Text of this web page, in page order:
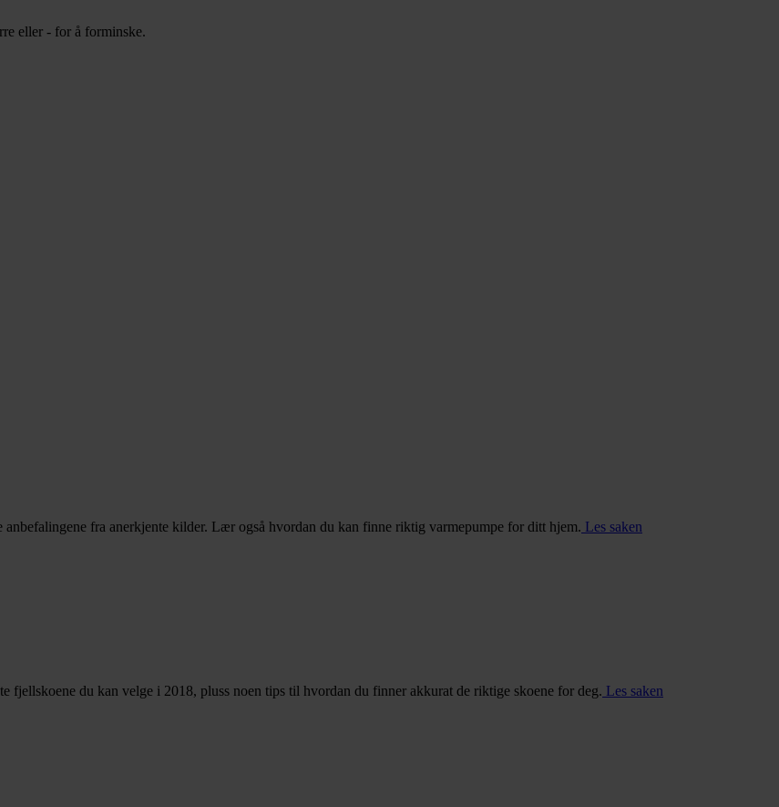
eller - for å forminske.
anbefalingene fra anerkjente kilder. Lær også hvordan du kan finne riktig varmepumpe for ditt hjem. Les saken
fjellskoene du kan velge i 2018, pluss noen tips til hvordan du finner akkurat de riktige skoene for deg. Les saken